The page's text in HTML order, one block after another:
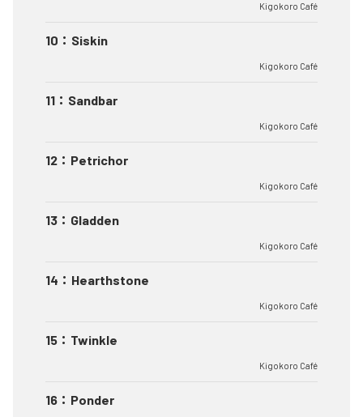
Kigokoro Café
10 ： Siskin
Kigokoro Café
11 ： Sandbar
Kigokoro Café
12 ： Petrichor
Kigokoro Café
13 ： Gladden
Kigokoro Café
14 ： Hearthstone
Kigokoro Café
15 ： Twinkle
Kigokoro Café
16 ： Ponder